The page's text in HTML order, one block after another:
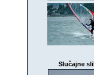
Slučajne